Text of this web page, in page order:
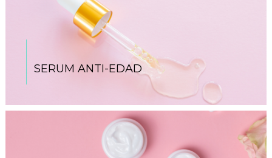
SERUM ANTI-EDAD